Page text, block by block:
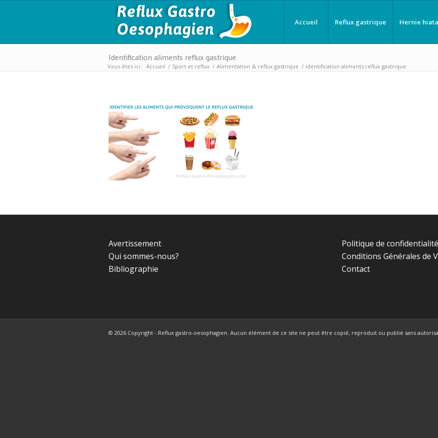
Accueil Reflux gastrique Hernie
Identification aliments reflux gastrique
Vous êtes ici : Accueil / Sport et reflux / Alimentation & reflux gastrique / Identification aliments reflux gastrique
Avertissement
Qui sommes-nous?
Bibliographie
Politique de confidentialité
Conditions Générales de
Contact
© 2026 Copyright - Reflux gastro-oesophagien. Aucun élément de ce site ne peut être copié, reproduit ou publié sans